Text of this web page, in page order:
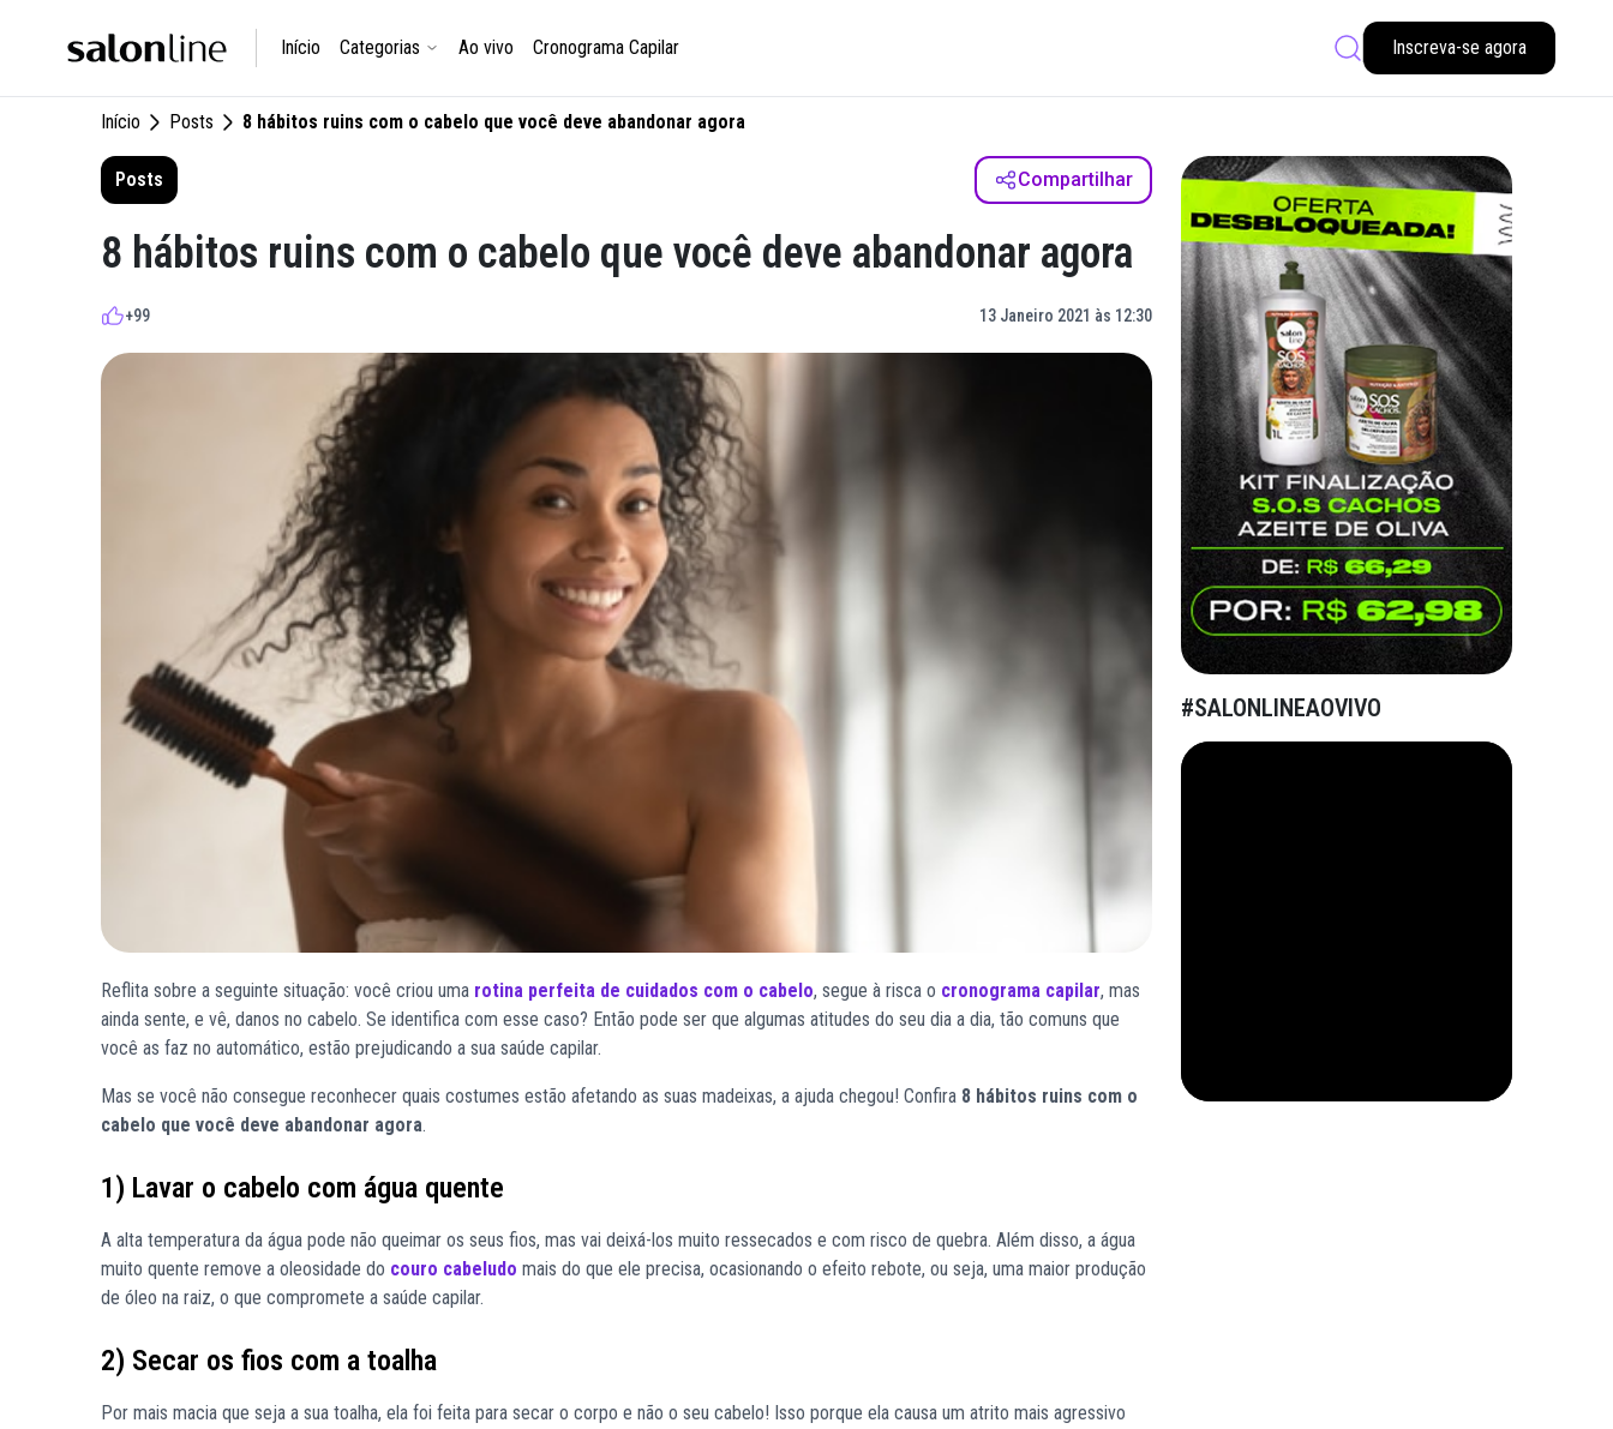
Início Categorias Ao vivo Cronograma Capilar Inscreva-se agora
Início Posts 8 hábitos ruins com o cabelo que você deve abandonar agora
Posts Compartilhar
8 hábitos ruins com o cabelo que você deve abandonar agora
+99 13 Janeiro 2021 às 12:30
Reflita sobre a seguinte situação: você criou uma rotina perfeita de cuidados com o cabelo, segue à risca o cronograma capilar, mas
ainda sente, e vê, danos no cabelo. Se identifica com esse caso? Então pode ser que algumas atitudes do seu dia a dia, tão comuns que
você as faz no automático, estão prejudicando a sua saúde capilar.
Mas se você não consegue reconhecer quais costumes estão afetando as suas madeixas, a ajuda chegou! Confira 8 hábitos ruins com o
cabelo que você deve abandonar agora.
1) Lavar o cabelo com água quente
A alta temperatura da água pode não queimar os seus fios, mas vai deixá-los muito ressecados e com risco de quebra. Além disso, a água
muito quente remove a oleosidade do couro cabeludo mais do que ele precisa, ocasionando o efeito rebote, ou seja, uma maior produção
de óleo na raiz, o que compromete a saúde capilar.
2) Secar os fios com a toalha
Por mais macia que seja a sua toalha, ela foi feita para secar o corpo e não o seu cabelo! Isso porque ela causa um atrito mais agressivo
#SALONLINEAOVIVO